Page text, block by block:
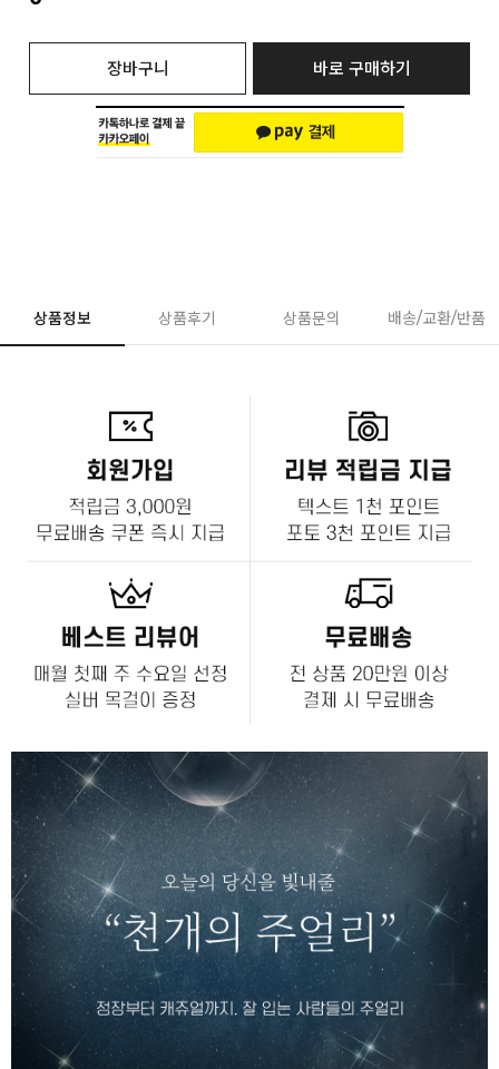
장바구니 바로 구매하기
상품정보 상품후기 상품문의 배송/교환/반품